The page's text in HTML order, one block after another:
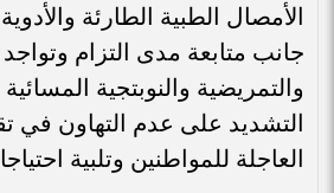
الأمصال الطبية الطارئة
جانب متابعة مدى التزام
والتمريضية والنوبتجية
التشديد على عدم التهاون في
العاجلة للمواطنين وتلبية